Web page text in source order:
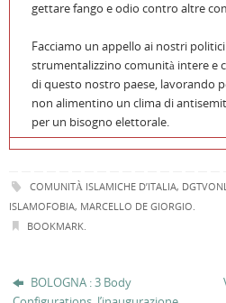
gettare fango e odio contro altre
Facciamo un appello ai nostri
strumentalizzino comunità intere e
di questo nostro paese, lavorando
non alimentino un clima di
per un bisogno elettorale.
COMUNITÀ ISLAMICHE D’ITALIA,
ISLAMOFOBIA, MARCELLO DE GIORGIO
BOOKMARK.
BOLOGNA : 3 Body